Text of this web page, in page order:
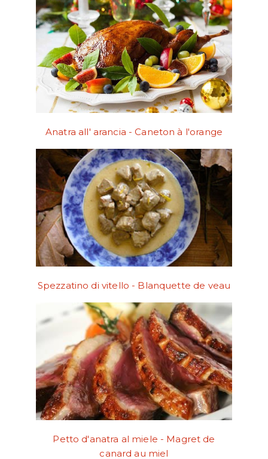
Anatra all' arancia - Caneton à l'orange
Spezzatino di vitello - Blanquette de veau
Petto d'anatra al miele - Magret de
canard au miel